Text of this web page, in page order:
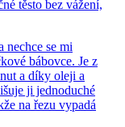
těsto bez vážení,
nechce se mi
bábovce. Je z
a díky oleji a
ji jednoduché
na řezu vypadá